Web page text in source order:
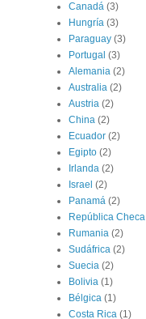
Canadá (3)
Hungría (3)
Paraguay (3)
Portugal (3)
Alemania (2)
Australia (2)
Austria (2)
China (2)
Ecuador (2)
Egipto (2)
Irlanda (2)
Israel (2)
Panamá (2)
República Checa
Rumania (2)
Sudáfrica (2)
Suecia (2)
Bolivia (1)
Bélgica (1)
Costa Rica (1)